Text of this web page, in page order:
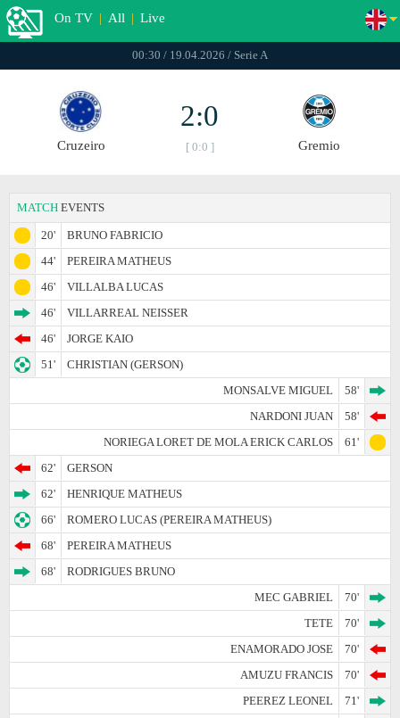
On TV | All | Live
00:30 / 19.04.2026 / Serie A
Cruzeiro
2:0
[ 0:0 ] Gremio
MATCH EVENTS
20'
BRUNO FABRICIO
44'
PEREIRA MATHEUS
46'
VILLALBA LUCAS
46'
VILLARREAL NEISSER
46'
JORGE KAIO
51'
CHRISTIAN (GERSON)
MONSALVE MIGUEL
58'
NARDONI JUAN
58'
NORIEGA LORET DE MOLA ERICK CARLOS
61'
62'
GERSON
62'
HENRIQUE MATHEUS
66'
ROMERO LUCAS (PEREIRA MATHEUS)
68'
PEREIRA MATHEUS
68'
RODRIGUES BRUNO
MEC GABRIEL
70'
TETE
70'
ENAMORADO JOSE
70'
AMUZU FRANCIS
70'
PEEREZ LEONEL
71'